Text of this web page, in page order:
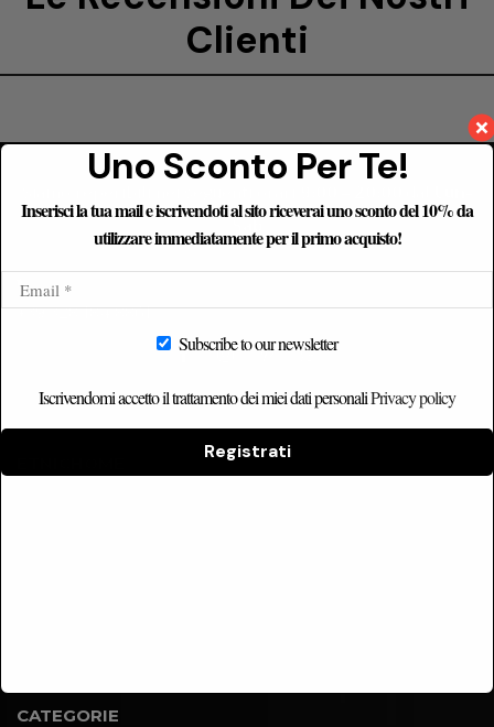
Clienti
+39 328 184 8861
CATEGORIE
Uno Sconto Per Te!
Inserisci la tua mail e iscrivendoti al sito riceverai uno sconto del 10% da
utilizzare immediatamente per il primo acquisto!
Subscribe to our newsletter
Iscrivendomi accetto il trattamento dei miei dati personaliPrivacy policy
Registrati